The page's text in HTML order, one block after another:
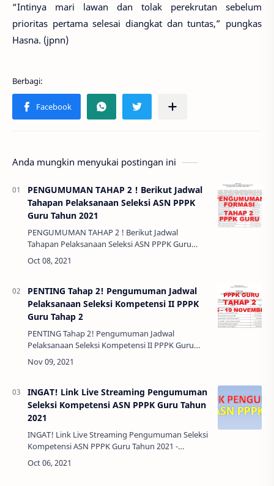
“Intinya mari lawan dan tolak perekrutan sebelum
prioritas pertama selesai diangkat dan tuntas,” pungkas
Hasna. (jpnn)
Anda mungkin menyukai postingan ini
PENGUMUMAN TAHAP 2 ! Berikut Jadwal
Tahapan Pelaksanaan Seleksi ASN PPPK
Guru Tahun 2021
PENGUMUMAN TAHAP 2 ! Berikut Jadwal
Tahapan Pelaksanaan Seleksi ASN PPPK Guru
Tahun 2021 - Pengumuman Tahap 1 Sudah
berlangsung hari ini Jum'at 8 Oktober 2021 waktu
PENTING Tahap 2! Pengumuman Jadwal
Pelaksanaan Seleksi Kompetensi II PPPK
Guru Tahap 2
PENTING Tahap 2! Pengumuman Jadwal
Pelaksanaan Seleksi Kompetensi II PPPK Guru
Tahap 2 - Sehubungan dengan proses evaluasi
menyeluruh pada Hasil Seleksi Kompetensi 1
INGAT! Link Live Streaming Pengumuman
Seleksi Kompetensi ASN PPPK Guru Tahun
2021
INGAT! Link Live Streaming Pengumuman Seleksi
Kompetensi ASN PPPK Guru Tahun 2021 -
Berdasarkan surat Kementrian Pendidikan
kebudayaan riset dan teknologi nomor